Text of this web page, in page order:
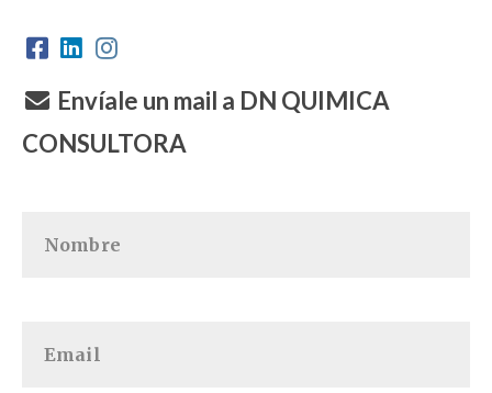
Envíale un mail a DN QUIMICA
CONSULTORA